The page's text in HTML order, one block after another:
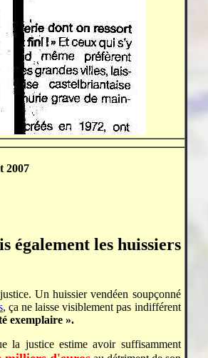
2007
également les huissiers
Un huissier vendéen soupçonné
, ça ne laisse visiblement pas indifférent
exemplaire ».
la justice estime avoir suffisamment